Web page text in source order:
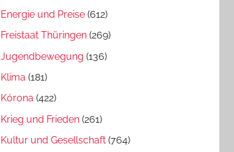
Energie und Preise (612)
Freistaat Thüringen (269)
Jugendbewegung (136)
Klima (181)
Kórona (422)
Krieg und Frieden (261)
Kultur und Gesellschaft (764)